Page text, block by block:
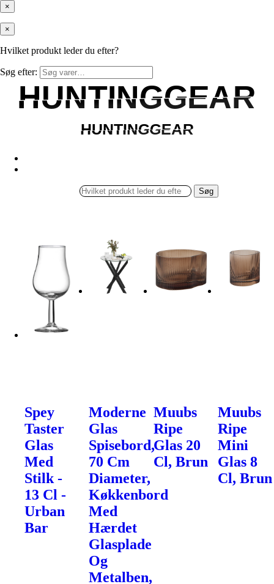
×
×
Hvilket produkt leder du efter?
Søg efter:
HUNTINGGEAR
HUNTINGGEAR
HUNTINGGEAR
HUNTINGGEAR
Søg
Spey
Taster
Glas
Med
Stilk -
13 Cl -
Urban
Bar
Moderne
Glas
Spisebord,
70 Cm
Diameter,
Køkkenbord
Med
Hærdet
Glasplade
Og
Metalben,
Muubs
Ripe
Glas 20
Cl, Brun
Muubs
Ripe
Mini
Glas 8
Cl, Brun